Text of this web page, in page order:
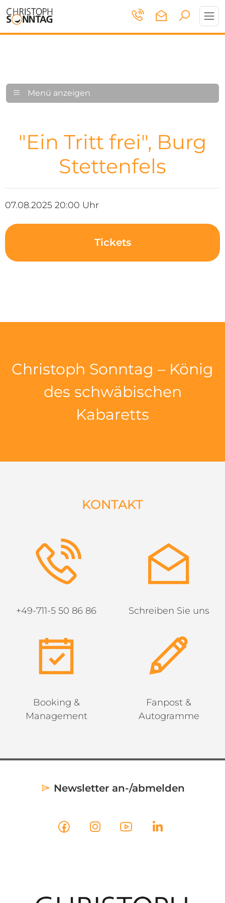
Menü anzeigen
"Ein Tritt frei", Burg
Stettenfels
07.08.2025 20:00 Uhr
Tickets
Christoph Sonntag – König
des schwäbischen
Kabaretts
KONTAKT
+49-711-5 50 86 86 Schreiben Sie uns
Booking &
Management
Fanpost &
Autogramme
Newsletter an-/abmelden